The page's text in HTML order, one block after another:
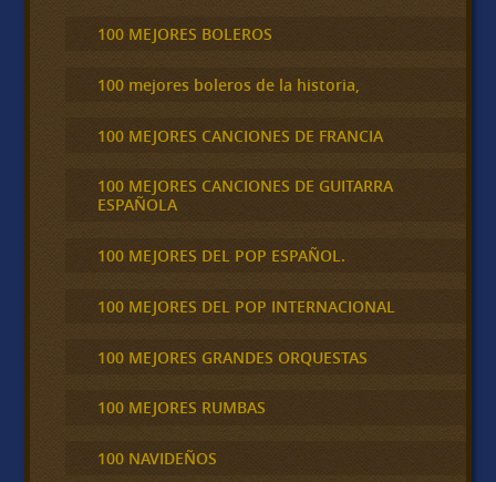
100 MEJORES BOLEROS
100 mejores boleros de la historia,
100 MEJORES CANCIONES DE FRANCIA
100 MEJORES CANCIONES DE GUITARRA
ESPAÑOLA
100 MEJORES DEL POP ESPAÑOL.
100 MEJORES DEL POP INTERNACIONAL
100 MEJORES GRANDES ORQUESTAS
100 MEJORES RUMBAS
100 NAVIDEÑOS